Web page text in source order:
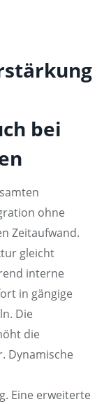
bei
ohne
Zeitaufwand.
gleicht
interne
in gängige
Die
die
Dynamische
Eine erweiterte